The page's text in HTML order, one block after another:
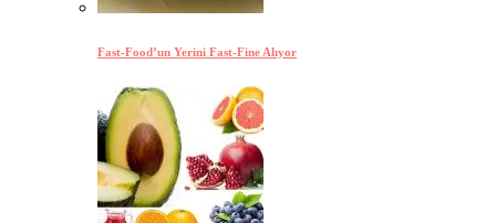
Fast-Food’un Yerini Fast-Fine Alıyor